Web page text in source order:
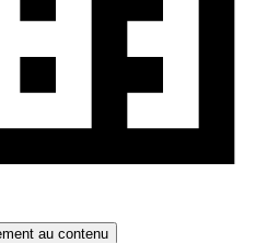
au contenu